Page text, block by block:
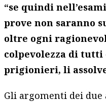
“se quindi
prove non saranno
oltre ogni
colpevolezza di
prigionieri, li
Gli argomenti dei due